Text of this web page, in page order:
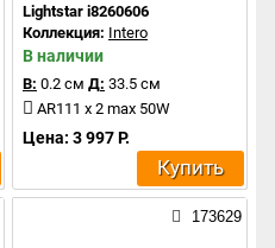
Lightstar i8260606
Коллекция: Intero
В наличии
В: 0.2 см Д: 33.5 см
AR111 x 2 max 50W
Цена: 3 997 Р.
Купить
173629